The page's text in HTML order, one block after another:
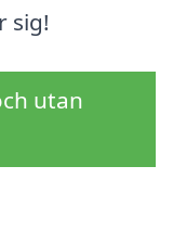
sig!
utan